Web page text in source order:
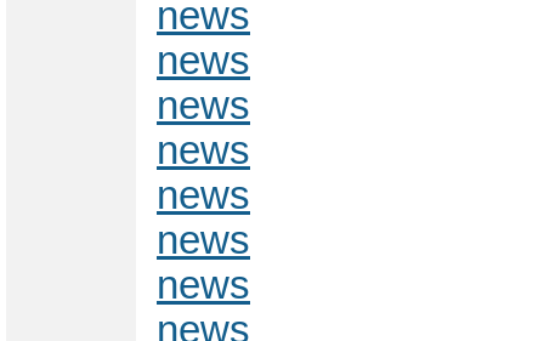
news
news
news
news
news
news
news
news